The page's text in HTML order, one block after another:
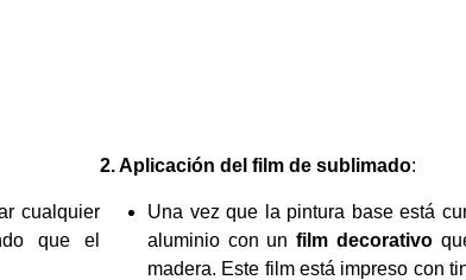
cualquier
que el
2. Aplicación del film de sublimado:
Una vez que la pintura base está
aluminio con unfilm decorativo
madera. Este film está impreso con